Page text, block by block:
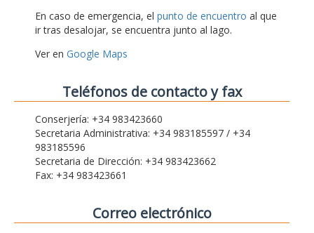
En caso de emergencia, el punto de encuentro al que
ir tras desalojar, se encuentra junto al lago.
Ver en Google Maps
Teléfonos de contacto y fax
Conserjería: +34 983423660
Secretaria Administrativa: +34 983185597 / +34
983185596
Secretaria de Dirección: +34 983423662
Fax: +34 983423661
Correo electrónico